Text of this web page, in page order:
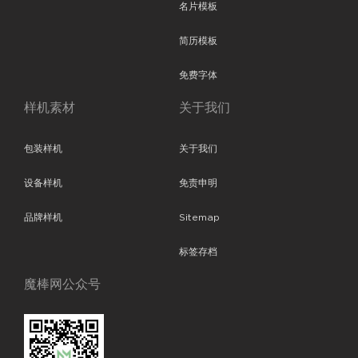
名片模板
简历模板
免费字体
样机素材
包装样机
设备样机
品牌样机
关于我们
关于我们
免责申明
Sitemap
标签存档
魔棒网公众号